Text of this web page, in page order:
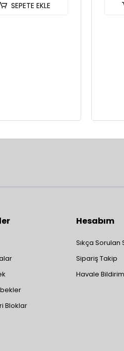
SEPETE EKLE
Bloklar
Hesabım
Sıkça Sorulan
Sipariş Takip
Havale